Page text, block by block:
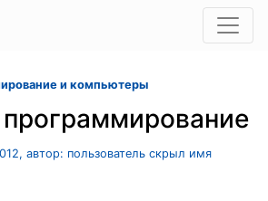
и компьютеры
автор: пользователь скрыл имя